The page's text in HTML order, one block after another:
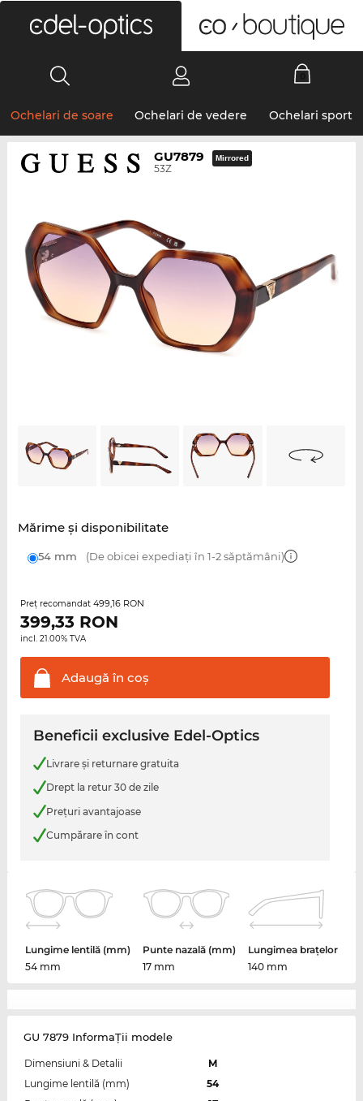
Ochelari de soare Ochelari de vedere Ochelari sport
GU7879
53Z
Mirrored
Mărime şi disponibilitate
54 mm (De obicei expediați în 1-2 săptămâni)
Preţ recomandat 499,16 RON
399,33 RON
incl. 21.00% TVA
Adaugă în coş
Beneficii exclusive Edel-Optics
Livrare şi returnare gratuita
Drept la retur 30 de zile
Preţuri avantajoase
Cumpărare în cont
Lungime lentilă (mm)
54 mm
Punte nazală (mm)
17 mm
Lungimea brațelor
140 mm
GU 7879 InformaŢii modele
Dimensiuni & Detalii
M
Lungime lentilă (mm)
54